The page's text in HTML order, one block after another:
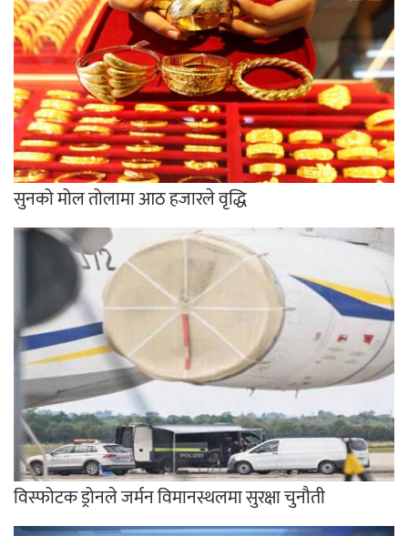
सुनको मोल तोलामा आठ हजारले वृद्धि
विस्फोटक ड्रोनले जर्मन विमानस्थलमा सुरक्षा चुनौती